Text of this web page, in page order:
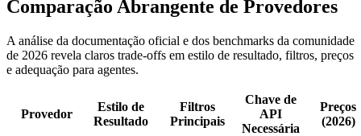
Comparação Abrangente de Provedores
A análise da documentação oficial e dos benchmarks da comunidade
de 2026 revela claros trade-offs em estilo de resultado, filtros, preços
e adequação para agentes.
Provedor
Estilo de
Resultado
Filtros
Principais
Chave de
API
Necessária
Preços
(2026)